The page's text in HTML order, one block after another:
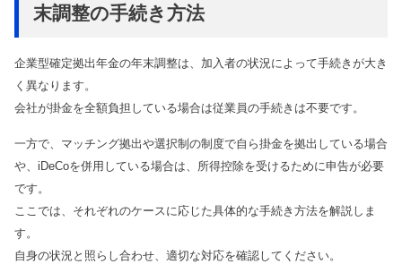
末調整の手続き方法
企業型確定拠出年金の年末調整は、加入者の状況によって手続きが大き
く異なります。
会社が掛金を全額負担している場合は従業員の手続きは不要です。
一方で、マッチング拠出や選択制の制度で自ら掛金を拠出している場合
や、iDeCoを併用している場合は、所得控除を受けるために申告が必要
です。
ここでは、それぞれのケースに応じた具体的な手続き方法を解説しま
す。
自身の状況と照らし合わせ、適切な対応を確認してください。